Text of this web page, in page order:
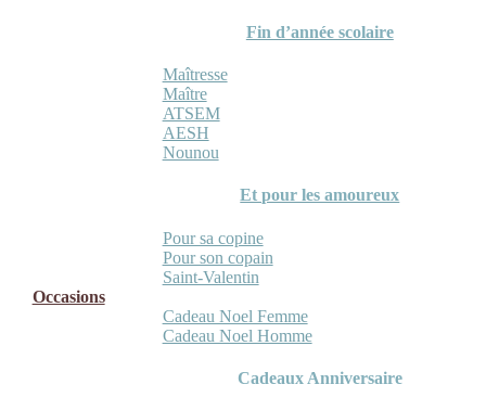
Fin d’année scolaire
Maîtresse
Maître
ATSEM
AESH
Nounou
Et pour les amoureux
Pour sa copine
Pour son copain
Saint-Valentin
Occasions
Cadeau Noel Femme
Cadeau Noel Homme
Cadeaux Anniversaire